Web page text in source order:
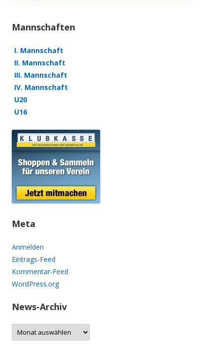
Mannschaften
I. Mannschaft
II. Mannschaft
III. Mannschaft
IV. Mannschaft
U20
U16
Meta
Anmelden
Eintrags-Feed
Kommentar-Feed
WordPress.org
News-Archiv
N
w